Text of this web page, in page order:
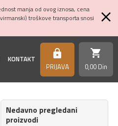
manja od ovog iznosa, cena
troškove transporta snosi
KONTAKT https
PRIJAVA
shopping_cart
0,00 Din
Nedavno pregledani
proizvodi